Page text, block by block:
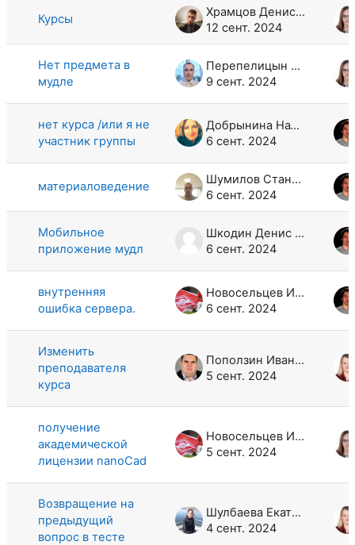
Курсы
Храмцов Денис Алексеевич
12 сент. 2024
Нет предмета в
мудле
Перепелицын Максим Андреевич
9 сент. 2024
нет курса /или я не
участник группы
Добрынина Наталья Сергеевна
6 сент. 2024
материаловедение
Шумилов Станислав Т
6 сент. 2024
Мобильное
приложение мудл
Шкодин Денис Анатольевич
6 сент. 2024
внутренняя
ошибка сервера.
Новосельцев Иван Николаевич
6 сент. 2024
Изменить
преподавателя
курса
Поползин Иван Юрьевич
5 сент. 2024
получение
академической
лицензии nanoCad
Новосельцев Иван Николаевич
5 сент. 2024
Возвращение на
предыдущий
вопрос в тесте
Шулбаева Екатерина Андреевна
4 сент. 2024